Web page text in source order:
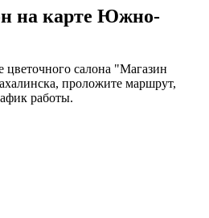
на карте Южно-
салона "Магазин
проложите маршрут,
работы.